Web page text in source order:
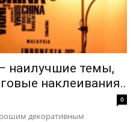
наилучшие темы,
наклеивания..
0
декоративным